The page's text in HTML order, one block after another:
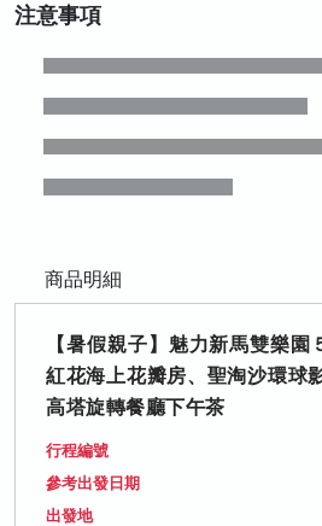
注意事項
商品明細
【暑假親子】魅力新馬雙樂
紅花海上花瓣房、聖淘沙環球
高塔旋轉餐廳下午茶
行程編號
參考出發日期
出發地